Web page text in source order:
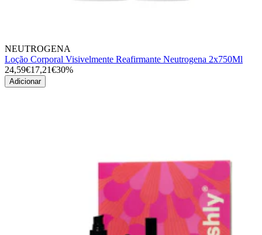
NEUTROGENA
Loção Corporal Visivelmente Reafirmante Neutrogena 2x750Ml
24,59€17,21€30%
Adicionar